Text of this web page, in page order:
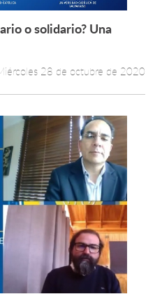
Leer más +
o solidario? Una
28 de octubre de 2020